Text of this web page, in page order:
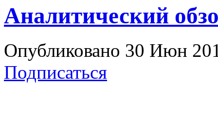
Аналитический
Опубликовано 30 Июн
Подписаться